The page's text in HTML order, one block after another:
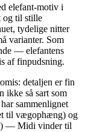
elefant-motiv i
og til stille
tydelige nitter
varianter. Som
— elefantens
af finpudsning.
detaljen er fin
ikke så sart som
sammenlignet
til vægophæng) og
— Midi vinder til